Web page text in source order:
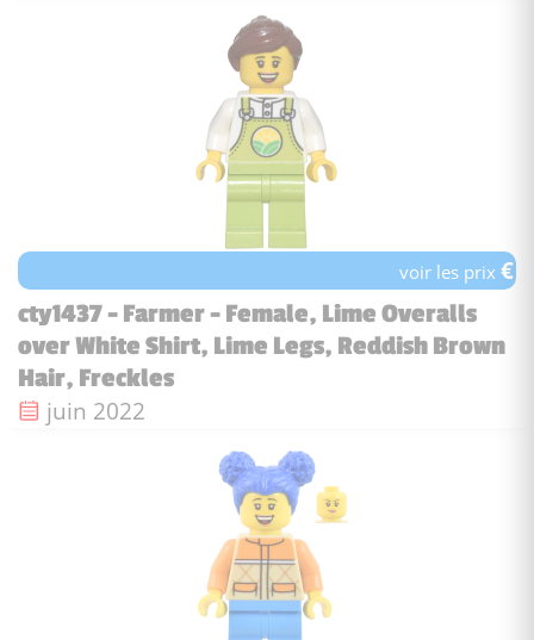
voir les prix€
cty1437 - Farmer - Female, Lime Overalls
over White Shirt, Lime Legs, Reddish Brown
Hair, Freckles
Date de sortie :
juin 2022